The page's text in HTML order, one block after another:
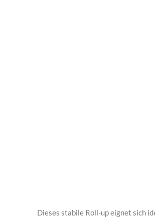
Dieses stabile Roll-up eignet sich